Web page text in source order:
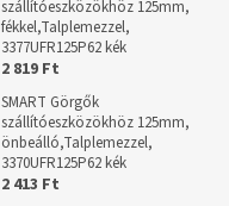
szállítóeszközökhöz 125mm,
fékkel,Talplemezzel,
3377UFR125P62 kék
2 819 Ft
SMART Görgők
szállítóeszközökhöz 125mm,
önbeálló,Talplemezzel,
3370UFR125P62 kék
2 413 Ft